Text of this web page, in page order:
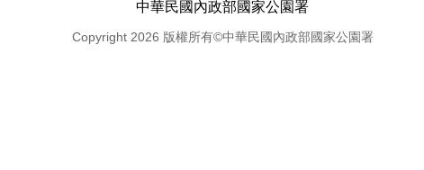
中華民國內政部國家公園署
Copyright 2026 版權所有©中華民國內政部國家公園署